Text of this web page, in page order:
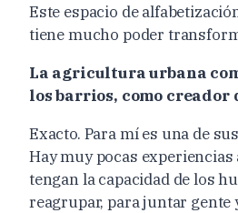
Este espacio de
tiene mucho poder
La agricultura urbana
los barrios, como creador
Exacto. Para mí es una de
Hay muy pocas
tengan la capacidad de los
reagrupar, para juntar gente